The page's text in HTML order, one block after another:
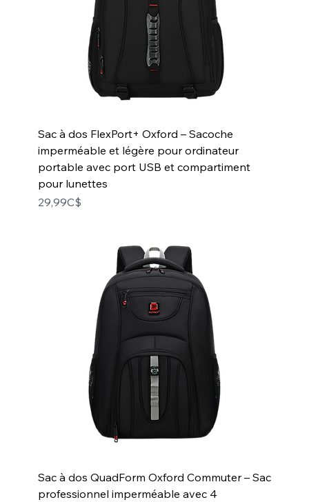
Sac à dos FlexPort+ Oxford – Sacoche
imperméable et légère pour ordinateur
portable avec port USB et compartiment
pour lunettes
Price
29,99C$
Sac à dos QuadForm Oxford Commuter – Sac
professionnel imperméable avec 4